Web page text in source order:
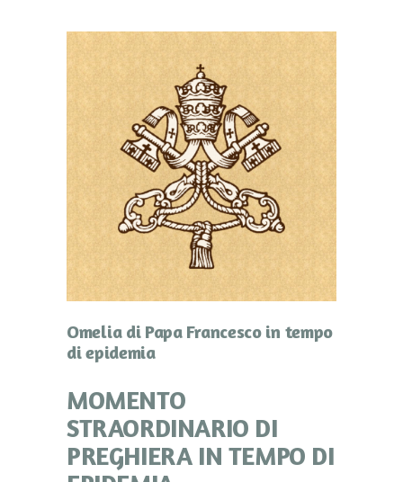
CONTATTI
LOGIN
Omelia di Papa Francesco in tempo
di epidemia
MOMENTO
STRAORDINARIO DI
PREGHIERA IN TEMPO DI